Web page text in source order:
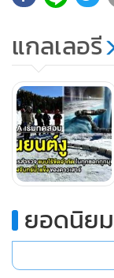
ในปัจจุบันยานสำร
เป็นส่วนประกอบใ
ทำให้มีข้อจำกัดใน
หุ่นยนต์งู EELSรุ่น
ประมาณ 100 กิโล
การนำมาทดสอบ
แข็ง ซึ่งมีลักษณะที่ค
ลาดัส ลักษณะเด่น
ความเสี่ยงรอบๆ
แกลเลอรี
ยอดนิยม